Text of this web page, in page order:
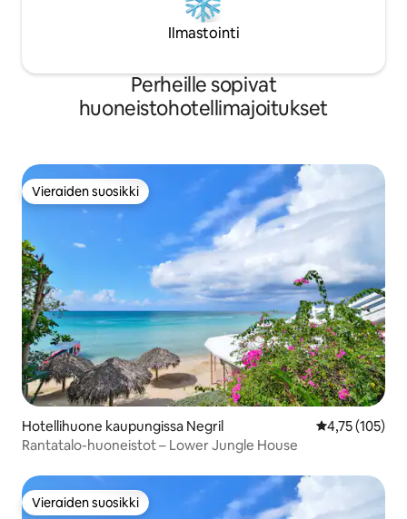
Ilmastointi
Perheille sopivat
huoneistohotellimajoitukset
Vieraiden suosikki
Vieraiden suosikki
Hotellihuone kaupungissa Negril
4,75 (105)
Rantatalo-huoneistot – Lower Jungle House
Vieraiden suosikki
Vieraiden suosikki